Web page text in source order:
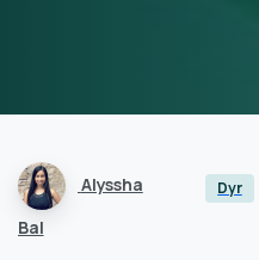
Alyssha
Bal
Dyr